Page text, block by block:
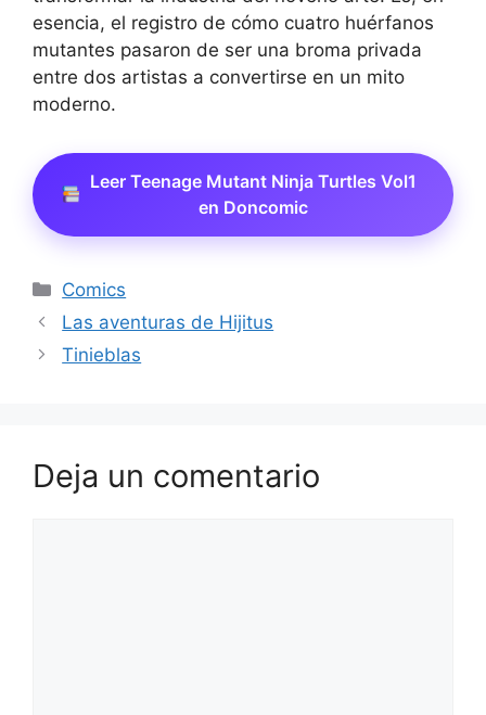
esencia, el registro de cómo cuatro huérfanos
mutantes pasaron de ser una broma privada
entre dos artistas a convertirse en un mito
moderno.
Leer Teenage Mutant Ninja Turtles Vol1
en Doncomic
Categorías
Comics
Las aventuras de Hijitus
Tinieblas
Deja un comentario